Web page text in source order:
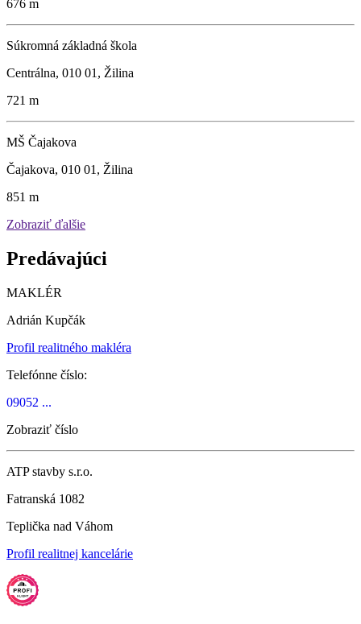
676 m
Súkromná základná škola
Centrálna, 010 01, Žilina
721 m
MŠ Čajakova
Čajakova, 010 01, Žilina
851 m
Zobraziť ďalšie
Predávajúci
MAKLÉR
Adrián Kupčák
Profil realitného makléra
Telefónne číslo:
09052 ...
Zobraziť číslo
ATP stavby s.r.o.
Fatranská 1082
Teplička nad Váhom
Profil realitnej kancelárie